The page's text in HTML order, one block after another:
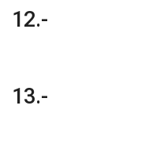
12.-
13.-